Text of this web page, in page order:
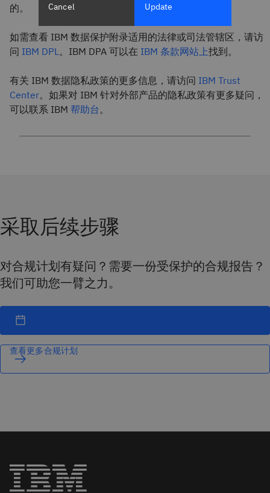
的。
如需查看 IBM 数据保护附录适用的法律或司法管辖区，请访
问 IBM DPL。IBM DPA 可以在 IBM 条款网站上找到。
有关 IBM 数据隐私政策的更多信息，请访问 IBM Trust
Center。如果对 IBM 针对外部产品的隐私政策有更多疑问，
可以联系 IBM 帮助台。
采取后续步骤
对合规计划有疑问？需要一份受保护的合规报告？
我们可助您一臂之力。
查看更多合规计划
Cancel Update